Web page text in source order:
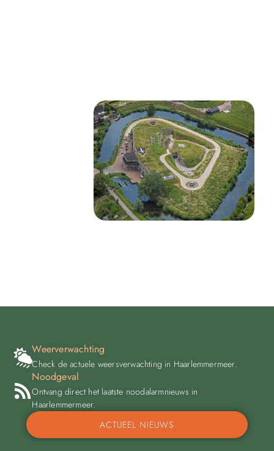
Weerverwachting
Check de actuele weersverwachting in Haarlemmermeer.
Noodgeval
Ontvang direct het laatste noodalarmnieuws in
Haarlemmermeer.
ACTUEEL NIEUWS